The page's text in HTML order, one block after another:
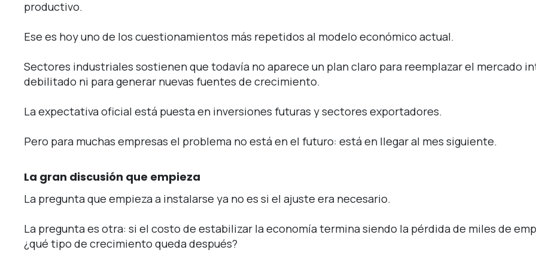
productivo.
Ese es hoy uno de los cuestionamientos más repetidos al modelo económico actual.
Sectores industriales sostienen que todavía no aparece un plan claro para reemplazar el mercado
debilitado ni para generar nuevas fuentes de crecimiento.
La expectativa oficial está puesta en inversiones futuras y sectores exportadores.
Pero para muchas empresas el problema no está en el futuro: está en llegar al mes siguiente.
La gran discusión que empieza
La pregunta que empieza a instalarse ya no es si el ajuste era necesario.
La pregunta es otra: si el costo de estabilizar la economía termina siendo la pérdida de miles de
¿qué tipo de crecimiento queda después?